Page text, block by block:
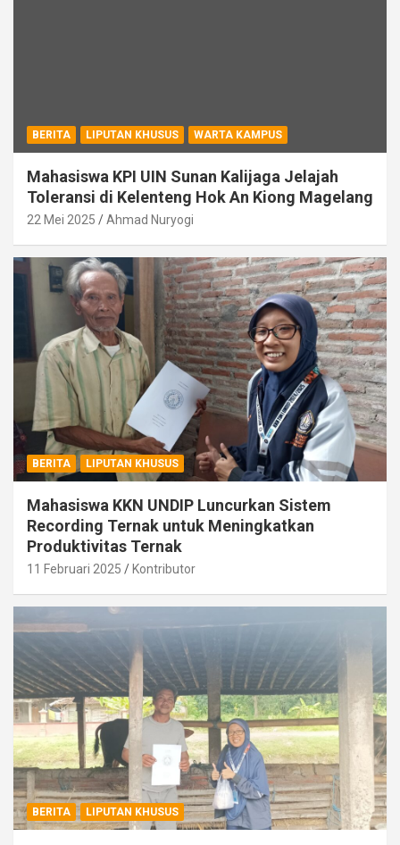
BERITA LIPUTAN KHUSUS WARTA KAMPUS
Mahasiswa KPI UIN Sunan Kalijaga Jelajah
Toleransi di Kelenteng Hok An Kiong Magelang
22 Mei 2025 Ahmad Nuryogi
BERITA LIPUTAN KHUSUS
Mahasiswa KKN UNDIP Luncurkan Sistem
Recording Ternak untuk Meningkatkan
Produktivitas Ternak
11 Februari 2025 Kontributor
BERITA LIPUTAN KHUSUS